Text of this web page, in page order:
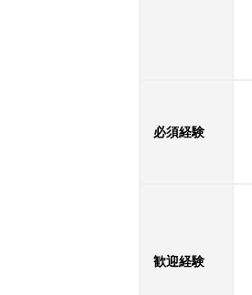
必須経験
歓迎経験